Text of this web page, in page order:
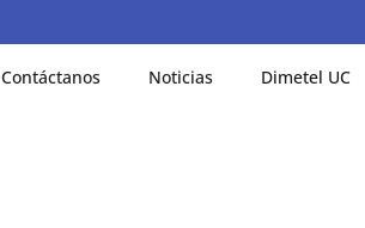
Contáctanos Noticias Dimetel UC